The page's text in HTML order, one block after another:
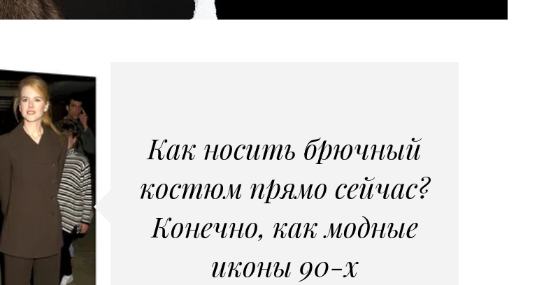
Как носить брючный
костюм прямо сейчас?
Конечно, как модные
иконы 90-х